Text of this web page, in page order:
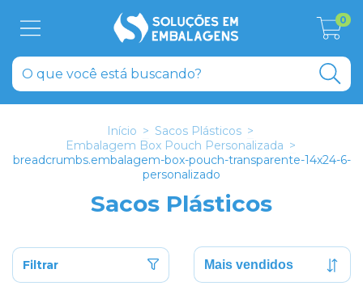
0
Início > Sacos Plásticos >
Embalagem Box Pouch Personalizada >
breadcrumbs.embalagem-box-pouch-transparente-14x24-6-
personalizado
Sacos Plásticos
Filtrar